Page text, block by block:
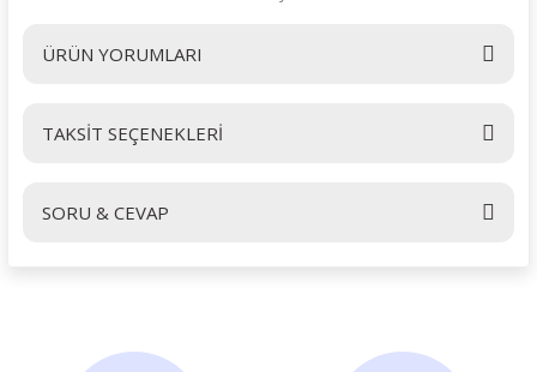
ÜRÜN YORUMLARI
Bu ürüne ilk yorumu siz yapın!
TAKSİT SEÇENEKLERİ
SORU & CEVAP